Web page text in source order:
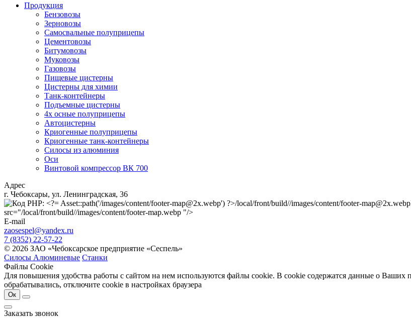
Продукция
Бензовозы
Зерновозы
Самосвальные полуприцепы
Цементовозы
Битумовозы
Муковозы
Газовозы
Пищевые цистерны
Цистерны для химии
Танк-контейнеры
Подъемные цистерны
4х осные полуприцепы
Автоцистерны
Криогенные полуприцепы
Криогенные танк-контейнеры
Силосы из алюминия
Оси
Винтовой компрессор ВК 700
Адрес
г. Чебоксары, ул. Ленинградская, 36
/local/front/build//images/content/footer-map@2x.webp
src="/local/front/build//images/content/footer-map.webp "/>
E-mail
zaosespel@yandex.ru
7 (8352) 22-57-22
© 2026 ЗАО «Чебоксарское предприятие «Сеспель»
Силосы Алюминевые Станки
Файлы Cookie
Для повышения удобства работы с сайтом на нем используются файлы cookie. В cookie содержатся данные о
обрабатывались, отключите cookie в настройках браузера
Ок
Заказать звонок